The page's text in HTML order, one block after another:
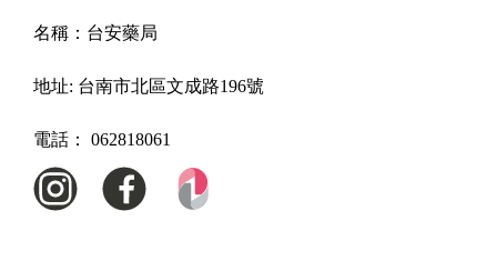
名稱： 台安藥局
地址: 台南市北區文成路196號
電話： 062818061